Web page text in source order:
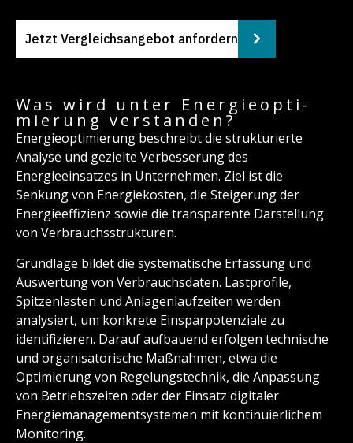
Jetzt Vergleichsangebot anfordern
Was wird unter Energieopti­
mierung verstanden?
Energieoptimierung beschreibt die strukturierte
Analyse und gezielte Verbesserung des
Energieeinsatzes in Unternehmen. Ziel ist die
Senkung von Energiekosten, die Steigerung der
Energieeffizienz sowie die transparente Darstellung
von Verbrauchsstrukturen.
Grundlage bildet die systematische Erfassung und
Auswertung von Verbrauchsdaten. Lastprofile,
Spitzenlasten und Anlagenlaufzeiten werden
analysiert, um konkrete Einsparpotenziale zu
identifizieren. Darauf aufbauend erfolgen technische
und organisatorische Maßnahmen, etwa die
Optimierung von Regelungstechnik, die Anpassung
von Betriebszeiten oder der Einsatz digitaler
Energiemanagementsystemen mit kontinuierlichem
Monitoring.